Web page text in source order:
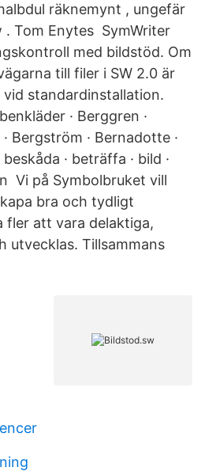
räknemynt , ungefär
. Tom Enytes SymWriter
med bildstöd. Om
till filer i SW 2.0 är
vid standardinstallation.
· Berggren ·
Bergström · Bernadotte ·
· beträffa · bild ·
Vi på Symbolbruket vill
bra och tydligt
fler att vara delaktiga,
utvecklas. Tillsammans